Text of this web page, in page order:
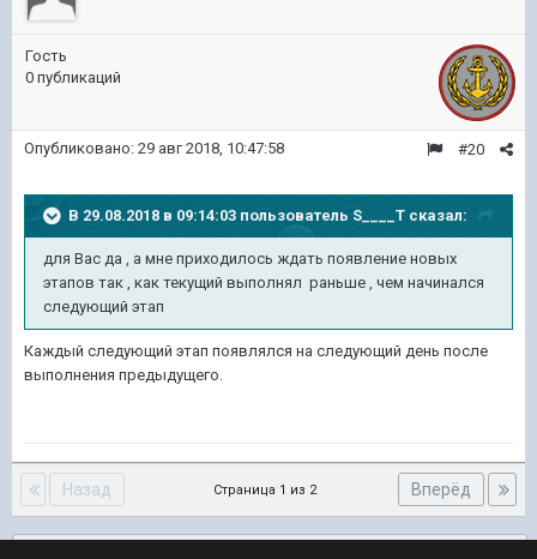
Гость
0 публикаций
#20
Опубликовано: 29 авг 2018, 10:47:58
В 29.08.2018 в 09:14:03 пользователь S____T сказал:
для Вас да , а мне приходилось ждать появление новых
этапов так , как текущий выполнял раньше , чем начинался
следующий этап
Каждый следующий этап появлялся на следующий день после
выполнения предыдущего.
Назад Вперёд
Страница 1 из 2